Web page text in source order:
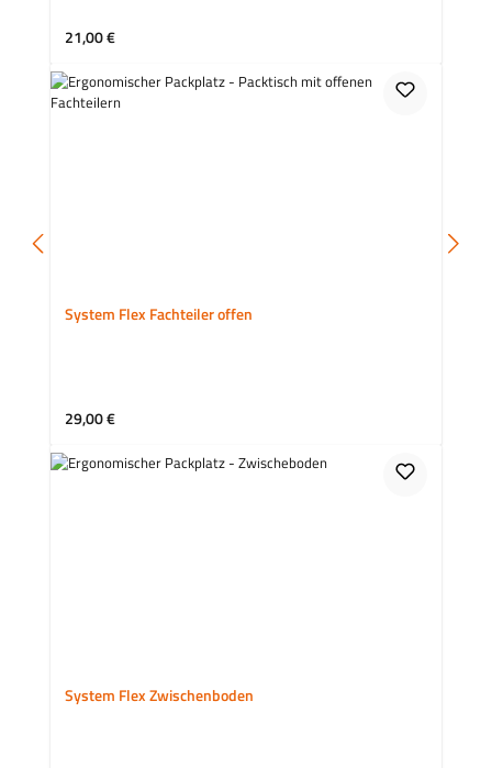
Regulärer Preis:
21,00 €
System Flex Fachteiler offen
Regulärer Preis:
29,00 €
System Flex Zwischenboden